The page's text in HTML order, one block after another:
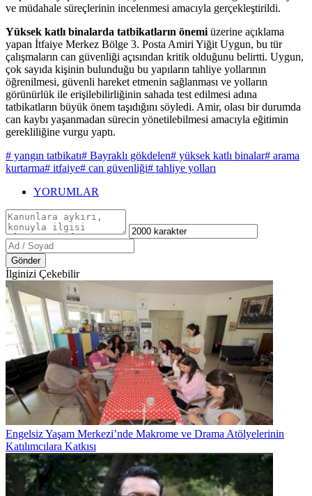
ve müdahale süreçlerinin incelenmesi amacıyla gerçekleştirildi.
Yüksek katlı binalarda tatbikatların önemi üzerine açıklama
yapan İtfaiye Merkez Bölge 3. Posta Amiri Yiğit Uygun, bu tür
çalışmaların can güvenliği açısından kritik olduğunu belirtti. Uygun,
çok sayıda kişinin bulunduğu bu yapıların tahliye yollarının
öğrenilmesi, güvenli hareket etmenin sağlanması ve yolların
görünürlük ile erişilebilirliğinin sahada test edilmesi adına
tatbikatların büyük önem taşıdığını söyledi. Amir, olası bir durumda
can kaybı yaşanmadan sürecin yönetilebilmesi amacıyla eğitimin
gerekliliğine vurgu yaptı.
# yangın tatbikatı# Bayraklı gökdelen# yüksek katlı binalar# arama
kurtarma# itfaiye# can güvenliği# tahliye yolları
YORUMLAR
Gönder
İlginizi Çekebilir
Engelsiz Yaşam Merkezi’nde Makrome ve Drama Atölyelerinin
Katılımcılara Katkısı